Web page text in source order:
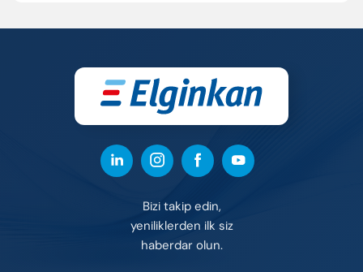
Bizi takip edin,
yeniliklerden ilk siz
haberdar olun.